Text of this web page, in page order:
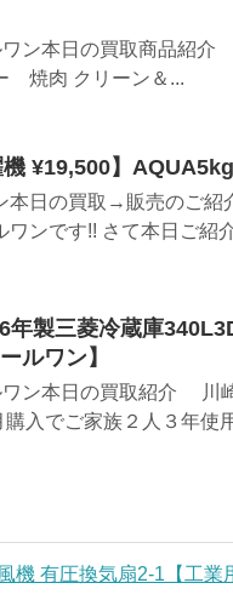
ン本日の買取商品紹介
焼肉 クリーン＆...
機 ¥19,500】
本日の買取→販売のご
ワンです!! さて本日ご紹
年製三菱冷蔵庫
ルワン】
ン本日の買取紹介 川崎
購入でご家族２人３年使
機 有圧換気扇2-1【工業